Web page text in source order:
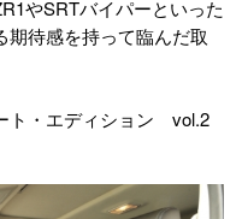
やSRTバイパーといった
待感を持って臨んだ取
ト・エディション vol.2